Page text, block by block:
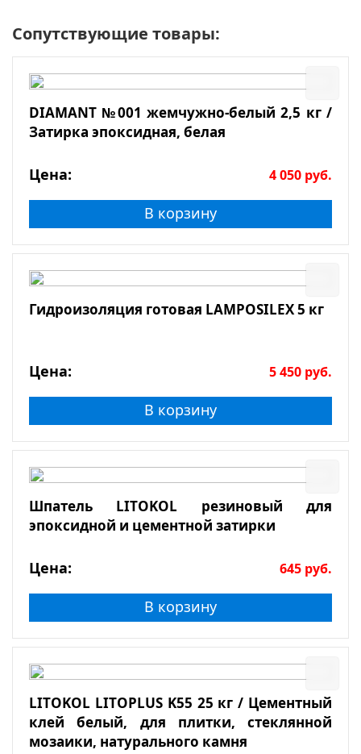
Сопутствующие товары:
DIAMANT №001 жемчужно-белый 2,5 кг /
Затирка эпоксидная, белая
Цена: 4 050 руб.
В корзину
Гидроизоляция готовая LAMPOSILEX 5 кг
Цена: 5 450 руб.
В корзину
Шпатель LITOKOL резиновый для
эпоксидной и цементной затирки
Цена: 645 руб.
В корзину
LITOKOL LITOPLUS K55 25 кг / Цементный
клей белый, для плитки, стеклянной
мозаики, натурального камня